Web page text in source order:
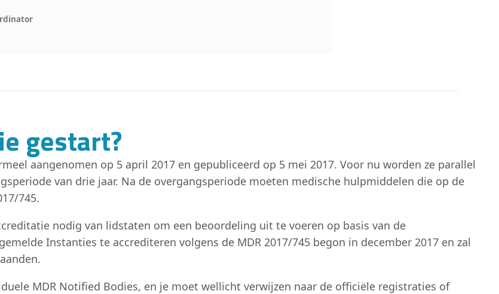
gestart?
aangenomen op 5 april 2017 en gepubliceerd op 5 mei 2017. Voor nu worden ze parallel
van drie jaar. Na de overgangsperiode moeten medische hulpmiddelen die op de
745.
nodig van lidstaten om een beoordeling uit te voeren op basis van de
Instanties te accrediteren volgens de MDR 2017/745 begon in december 2017 en zal
MDR Notified Bodies, en je moet wellicht verwijzen naar de officiële registraties of